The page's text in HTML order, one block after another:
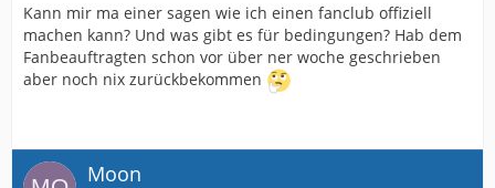
Kann mir ma einer sagen wie ich einen fanclub offiziell
machen kann? Und was gibt es für bedingungen? Hab dem
Fanbeauftragten schon vor über ner woche geschrieben
aber noch nix zurückbekommen
Moon